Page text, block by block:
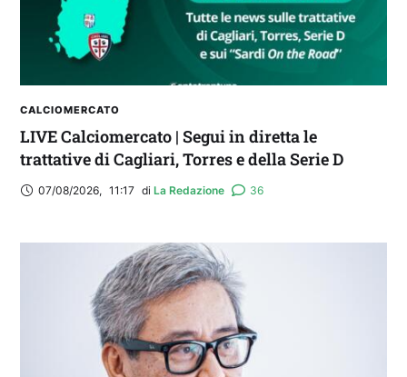
CALCIOMERCATO
LIVE Calciomercato | Segui in diretta le
trattative di Cagliari, Torres e della Serie D
07/08/2026, 11:17 di La Redazione 36